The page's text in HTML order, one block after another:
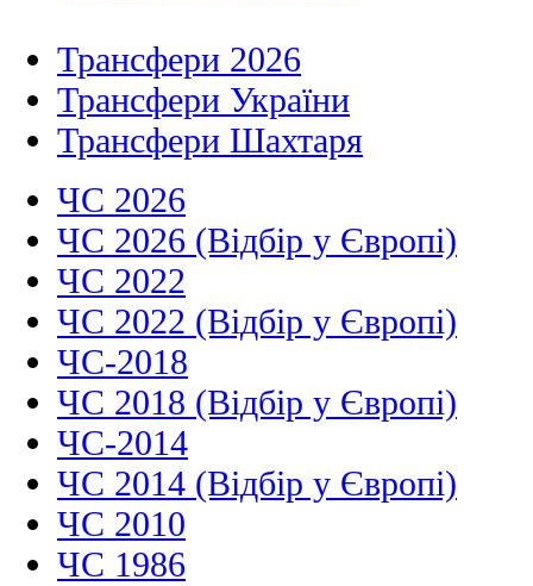
Трансфери 2026
Трансфери України
Трансфери Шахтаря
ЧС 2026
ЧС 2026 (Відбір у Європі)
ЧС 2022
ЧС 2022 (Відбір у Європі)
ЧС-2018
ЧС 2018 (Відбір у Європі)
ЧС-2014
ЧС 2014 (Відбір у Європі)
ЧС 2010
ЧС 1986